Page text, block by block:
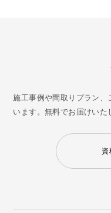
施工事例や間取りプラン、
います。無料でお届けいた
資